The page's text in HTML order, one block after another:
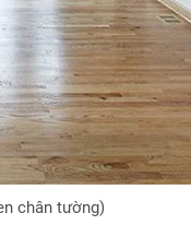
chân tường)